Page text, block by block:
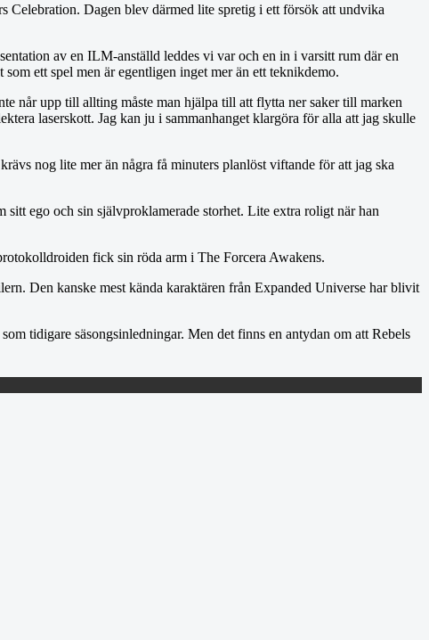
Celebration. Dagen blev därmed lite spretig i ett försök att undvika
av en ILM-anställd leddes vi var och en in i varsitt rum där en
ett spel men är egentligen inget mer än ett teknikdemo.
når upp till allting måste man hjälpa till att flytta ner saker till marken
laserskott. Jag kan ju i sammanhanget klargöra för alla att jag skulle
nog lite mer än några få minuters planlöst viftande för att jag ska
ego och sin självproklamerade storhet. Lite extra roligt när han
fick sin röda arm i The Forcera Awakens.
Den kanske mest kända karaktären från Expanded Universe har blivit
tidigare säsongsinledningar. Men det finns en antydan om att Rebels